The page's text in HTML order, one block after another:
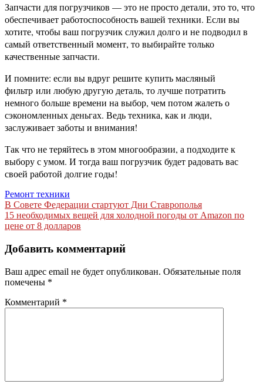
Запчасти для погрузчиков — это не просто детали, это то, что
обеспечивает работоспособность вашей техники. Если вы
хотите, чтобы ваш погрузчик служил долго и не подводил в
самый ответственный момент, то выбирайте только
качественные запчасти.
И помните: если вы вдруг решите купить масляный
фильтр или любую другую деталь, то лучше потратить
немного больше времени на выбор, чем потом жалеть о
сэкономленных деньгах. Ведь техника, как и люди,
заслуживает заботы и внимания!
Так что не теряйтесь в этом многообразии, а подходите к
выбору с умом. И тогда ваш погрузчик будет радовать вас
своей работой долгие годы!
Ремонт техники
Навигация
по
В Совете Федерации стартуют Дни Ставрополья
15 необходимых вещей для холодной погоды от Amazon по
цене от 8 долларов
Добавить комментарий
Ваш адрес email не будет опубликован. Обязательные поля
помечены *
Комментарий *